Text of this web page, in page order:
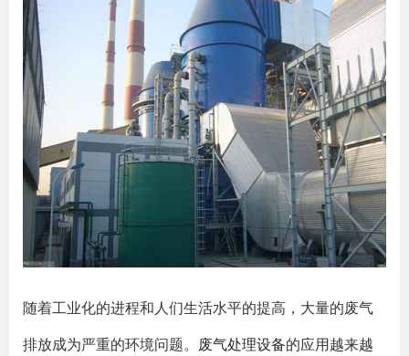
随着工业化的进程和人们生活水平的提高，大量的废气
排放成为严重的环境问题。 废气处理设备的应用越来越